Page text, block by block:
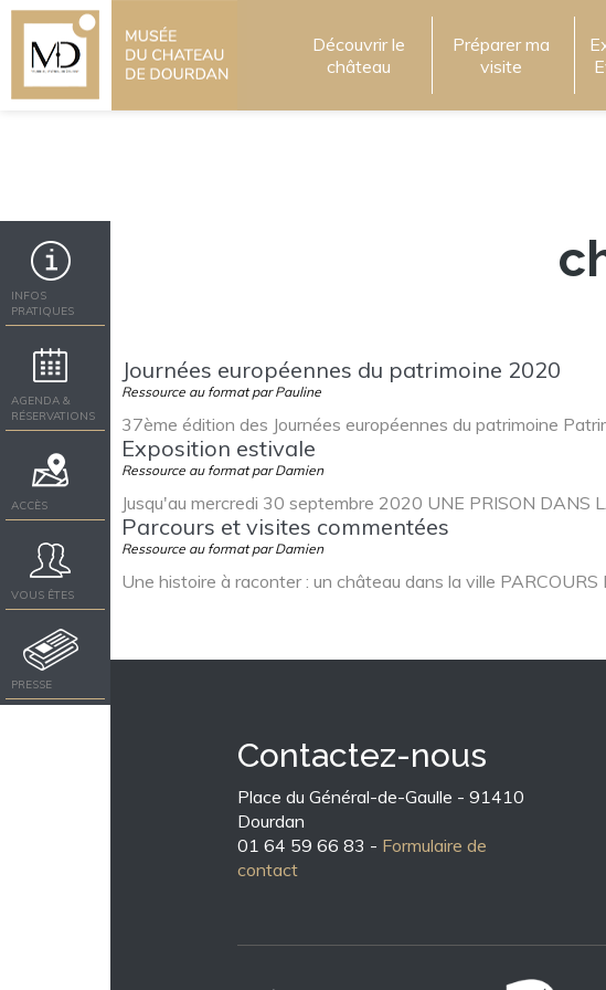
Découvrir le
château
Préparer ma
visite
INFOS
PRATIQUES
AGENDA &
RÉSERVATIONS
ACCÈS
VOUS ÊTES
PRESSE
Journées européennes du patrimoine 2020
Ressource au format par Pauline
37ème édition des Journées européennes du patrimoine
Exposition estivale
Ressource au format par Damien
Jusqu'au mercredi 30 septembre 2020 UNE PRISON DANS
Parcours et visites commentées
Ressource au format par Damien
Une histoire à raconter : un château dans la ville PARCOURS
Contactez-nous
Place du Général-de-Gaulle - 91410
Dourdan
01 64 59 66 83 - Formulaire de
contact